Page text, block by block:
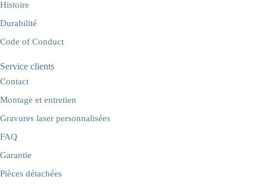
Histoire
Durabilité
Code of Conduct
Service clients
Contact
Montage et entretien
Gravures laser personnalisées
FAQ
Garantie
Pièces détachées